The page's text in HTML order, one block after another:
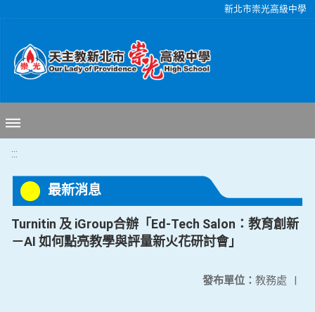
新北市崇光高級中學
:::
最新消息
Turnitin 及 iGroup合辦「Ed-Tech Salon：教育創新
－AI 如何點亮教學與評量新火花研討會」
發布單位： 教務處 |